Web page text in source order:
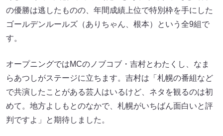
の優勝は逃したものの、年間成績上位で特別枠を手にした
ゴールデンルールズ（ありちゃん、根本）という全9組で
す。
オープニングではMCのノブコブ・吉村とわたくし、なま
らあつしがステージに立ちます。吉村は「札幌の番組など
で共演したことがある芸人はいるけど、ネタを観るのは初
めて。地方よしもとのなかで、札幌がいちばん面白いと評
判ですよ」と期待しました。